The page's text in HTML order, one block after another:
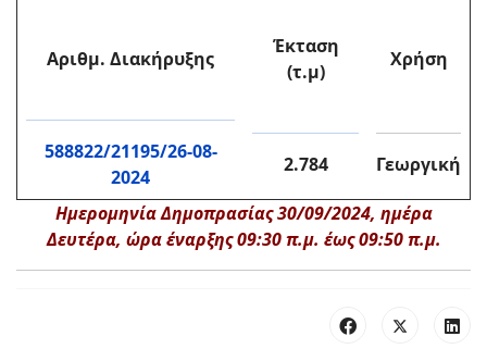
Αριθμ. Διακήρυξης
Έκταση
(τ.μ)
Χρήση
588822/21195/26-08-
2024
2.784 Γεωργική
Ημερομηνία Δημοπρασίας 30/09/2024, ημέρα
Δευτέρα, ώρα έναρξης 09:30 π.μ. έως 09:50 π.μ.